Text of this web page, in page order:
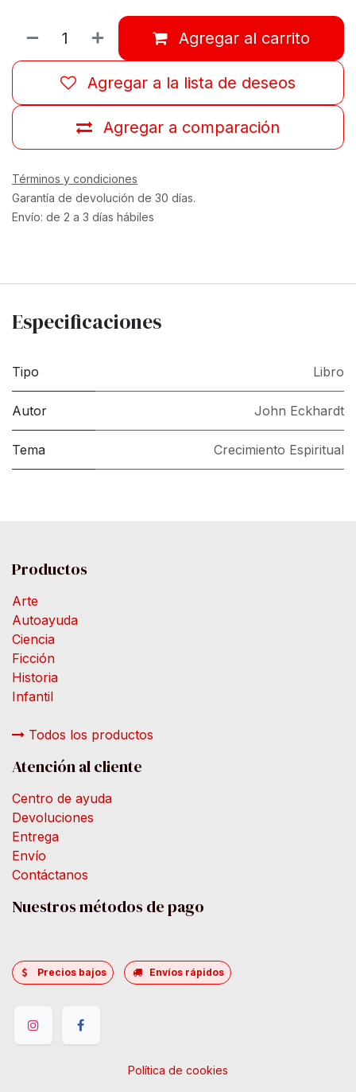
Agregar al carrito
Agregar a comparación
Agregar a la lista de deseos
Términos y condiciones
Garantía de devolución de 30 días.
Envío: de 2 a 3 días hábiles
Especificaciones
Tipo Libro
Autor John Eckhardt
Tema Crecimiento Espiritual
Productos
Arte
Autoayuda
Ciencia
Ficción
Historia
Infantil
Todos los productos
Atención al cliente
Centro de ayuda
Devoluciones
Entrega
Envío
Contáctanos
Nuestros métodos de pago
Precios bajos Envíos rápidos
Política de cookies